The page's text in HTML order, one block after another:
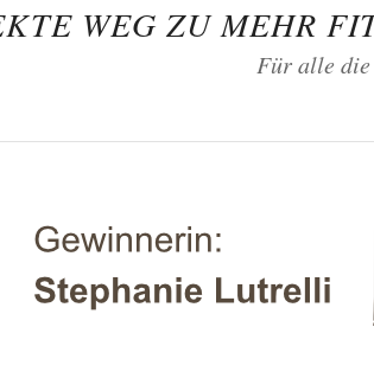
WEG ZU MEHR
Für alle